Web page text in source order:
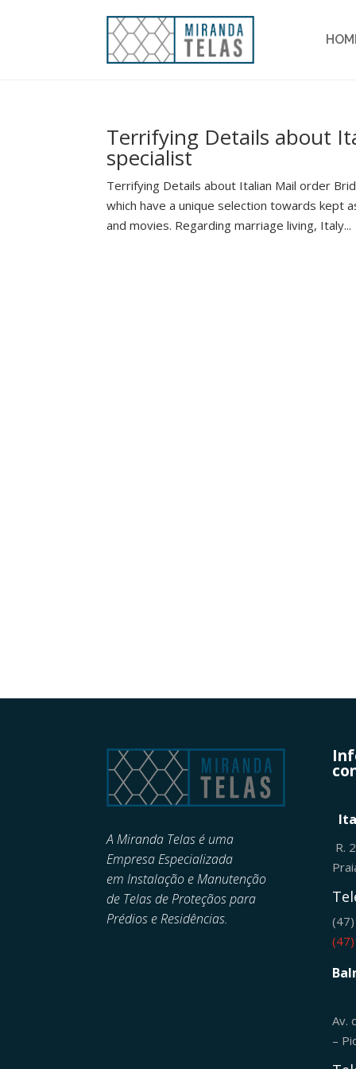
Terrifying Details about
specialist
Terrifying Details about Italian Mail order
which have a unique selection towards
and movies. Regarding marriage living, Italy...
A Miranda Telas é uma
Empresa Especializada
emInstalação e Manutenção
de Telas de Proteçãos para
Prédios e Residências.
R.
Av.
–